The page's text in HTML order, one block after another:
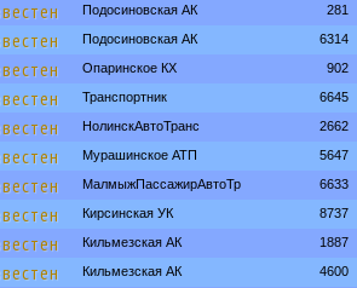
Подосиновская АК 281
Подосиновская АК 6314
Опаринское КХ 902
Транспортник 6645
НолинскАвтоТранс 2662
Мурашинское АТП 5647
МалмыжПассажирАвтоТр 6633
Кирсинская УК 8737
Кильмезская АК 1887
Кильмезская АК 4600